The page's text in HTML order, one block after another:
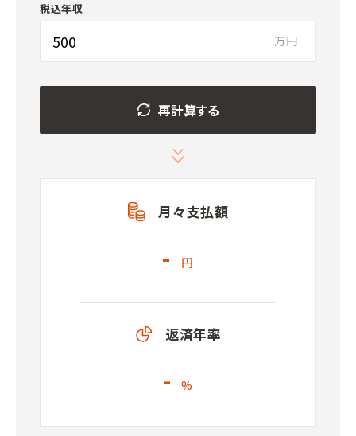
税込年収
万円
再計算する
月々支払額
- 円
返済年率
- %